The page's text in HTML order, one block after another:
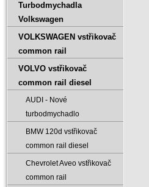
Turbodmychadla
Volkswagen
VOLKSWAGEN vstřikovač
common rail
VOLVO vstřikovač
common rail diesel
AUDI - Nové
turbodmychadlo
BMW 120d vstřikovač
common rail diesel
Chevrolet Aveo vstřikovač
common rail